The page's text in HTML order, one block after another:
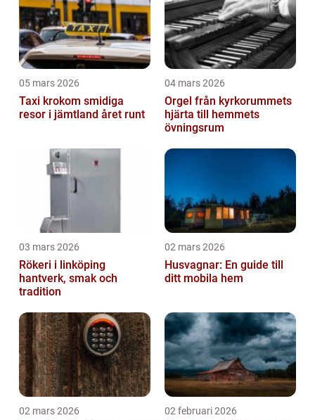
05 mars 2026
Taxi krokom smidiga
resor i jämtland året runt
04 mars 2026
Orgel från kyrkorummets
hjärta till hemmets
övningsrum
03 mars 2026
Rökeri i linköping
hantverk, smak och
tradition
02 mars 2026
Husvagnar: En guide till
ditt mobila hem
02 mars 2026 02 februari 2026